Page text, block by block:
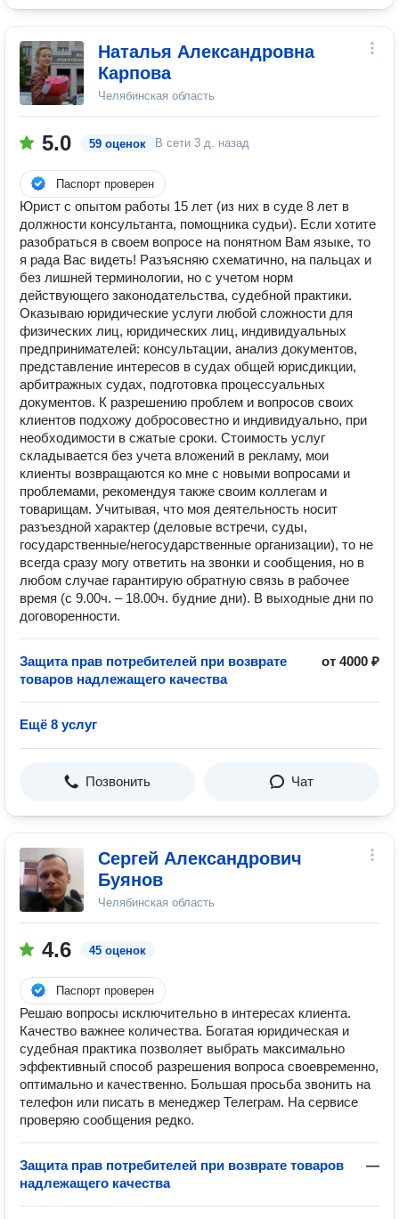
Наталья Александровна
Карпова
Челябинская область
5.0 59 оценок В сети 3 д. назад
Паспорт проверен
Юрист с опытом работы 15 лет (из них в суде 8 лет в
должности консультанта, помощника судьи). Если хотите
разобраться в своем вопросе на понятном Вам языке, то
я рада Вас видеть! Разъясняю схематично, на пальцах и
без лишней терминологии, но с учетом норм
действующего законодательства, судебной практики.
Оказываю юридические услуги любой сложности для
физических лиц, юридических лиц, индивидуальных
предпринимателей: консультации, анализ документов,
представление интересов в судах общей юрисдикции,
арбитражных судах, подготовка процессуальных
документов. К разрешению проблем и вопросов своих
клиентов подхожу добросовестно и индивидуально, при
необходимости в сжатые сроки. Стоимость услуг
складывается без учета вложений в рекламу, мои
клиенты возвращаются ко мне с новыми вопросами и
проблемами, рекомендуя также своим коллегам и
товарищам. Учитывая, что моя деятельность носит
разъездной характер (деловые встречи, суды,
государственные/негосударственные организации), то не
всегда сразу могу ответить на звонки и сообщения, но в
любом случае гарантирую обратную связь в рабочее
время (с 9.00ч. – 18.00ч. будние дни). В выходные дни по
договоренности.
Защита прав потребителей при возврате
товаров надлежащего качества
от 4000 ₽
Ещё 8 услуг
Позвонить Чат
Сергей Александрович
Буянов
Челябинская область
4.6 45 оценок
Паспорт проверен
Решаю вопросы исключительно в интересах клиента.
Качество важнее количества. Богатая юридическая и
судебная практика позволяет выбрать максимально
эффективный способ разрешения вопроса своевременно,
оптимально и качественно. Большая просьба звонить на
телефон или писать в менеджер Телеграм. На сервисе
проверяю сообщения редко.
Защита прав потребителей при возврате товаров
надлежащего качества
—